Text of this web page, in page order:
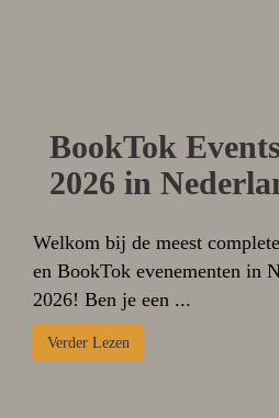
BookTok
2026 in
Welkom bij de meest
en BookTok evenementen in
2026! Ben je een ...
Verder Lezen